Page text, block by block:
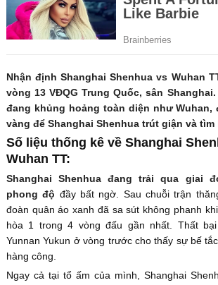
Nhận định Shanghai Shenhua vs Wuhan
vòng 13 VĐQG Trung Quốc, sân
đang khủng hoảng toàn diện như Wuhan,
vàng để Shanghai Shenhua trút giận và tìm
Số liệu thống kê về Shanghai
Wuhan TT:
Shanghai Shenhua đang trải qua giai
phong độ đầy bất ngờ. Sau chuỗi trận
đoàn quân áo xanh đã sa sút không phanh
hòa 1 trong 4 vòng đấu gần nhất. Thất
Yunnan Yukun ở vòng trước cho thấy sự bế
hàng công.
Ngay cả tại tổ ấm của mình, Shanghai